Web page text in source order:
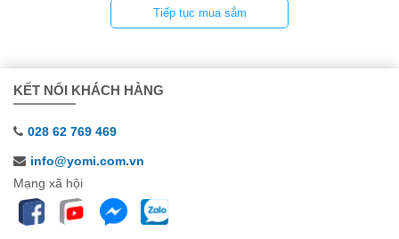
Tiếp tục mua sắm
KẾT NỐI KHÁCH HÀNG
028 62 769 469
info@yomi.com.vn
Mạng xã hội